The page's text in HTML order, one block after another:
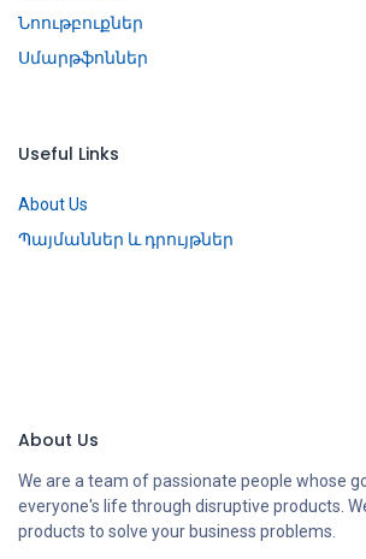
Նոութբուքներ
Սմարթֆոններ
Useful Links
About Us
Պայմաններ և դրույթներ
About Us
We are a team of passionate people whose
everyone's life through disruptive products.
products to solve your business problems.